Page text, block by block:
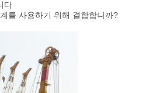
다
를 사용하기 위해 결합합니까?